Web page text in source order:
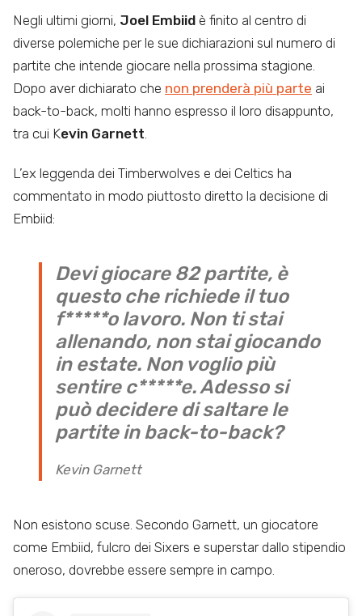
Negli ultimi giorni, Joel Embiid è finito al centro di
diverse polemiche per le sue dichiarazioni sul numero di
partite che intende giocare nella prossima stagione.
Dopo aver dichiarato che non prenderà più parte ai
back-to-back, molti hanno espresso il loro disappunto,
tra cui Kevin Garnett.
L’ex leggenda dei Timberwolves e dei Celtics ha
commentato in modo piuttosto diretto la decisione di
Embiid:
Devi giocare 82 partite, è
questo che richiede il tuo
f*****o lavoro. Non ti stai
allenando, non stai giocando
in estate. Non voglio più
sentire c*****e. Adesso si
può decidere di saltare le
partite in back-to-back?
Kevin Garnett
Non esistono scuse. Secondo Garnett, un giocatore
come Embiid, fulcro dei Sixers e superstar dallo stipendio
oneroso, dovrebbe essere sempre in campo.